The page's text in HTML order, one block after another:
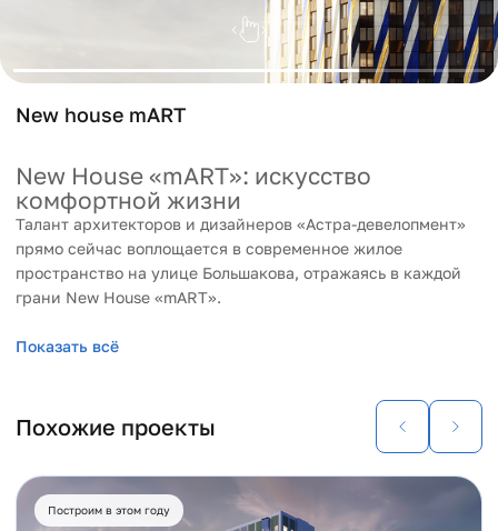
New house mART
New House «mART»: искусство
комфортной жизни
Талант архитекторов и дизайнеров «Астра-девелопмент»
прямо сейчас воплощается в современное жилое
пространство на улице Большакова, отражаясь в каждой
грани New House «mART».
Искусство выбора места
подходит для проживания всей семьей. Дом находится в 5
минутах от центра Екатеринбурга и обладает всеми
достоинствами жилья в центральном районе – развитой
доступностью, большим выбором мест для прогулок и
отдыха. В то же время «mART» избавлен от главных
Показать всё
Похожие проекты
Построим в этом году